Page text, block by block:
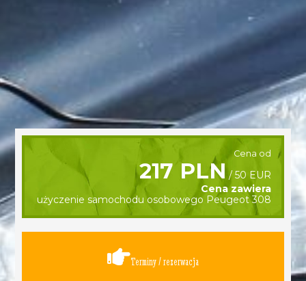
Cena od
217 PLN / 50 EUR
Cena zawiera
użyczenie samochodu osobowego Peugeot 308
Terminy / rezerwacja